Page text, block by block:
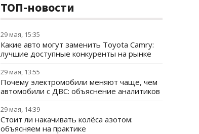
ТОП-новости
29 мая, 15:35
Какие авто могут заменить Toyota Camry:
лучшие доступные конкуренты на рынке
29 мая, 13:55
Почему электромобили меняют чаще, чем
автомобили с ДВС: объяснение аналитиков
29 мая, 14:39
Стоит ли накачивать колёса азотом:
объясняем на практике